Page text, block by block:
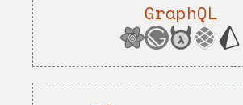
GraphQL